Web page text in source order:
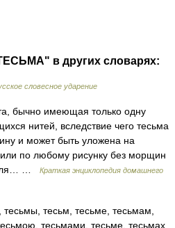
в других словарях:
словесное ударение
бычно имеющая только одну
нитей, вследствие чего тесьма
и может быть уложена на
или по любому рисунку без морщин
для… …
Краткая энциклопедия домашнего
тесьм, тесьме, тесьмам,
тесьмами, тесьме, тесьмах